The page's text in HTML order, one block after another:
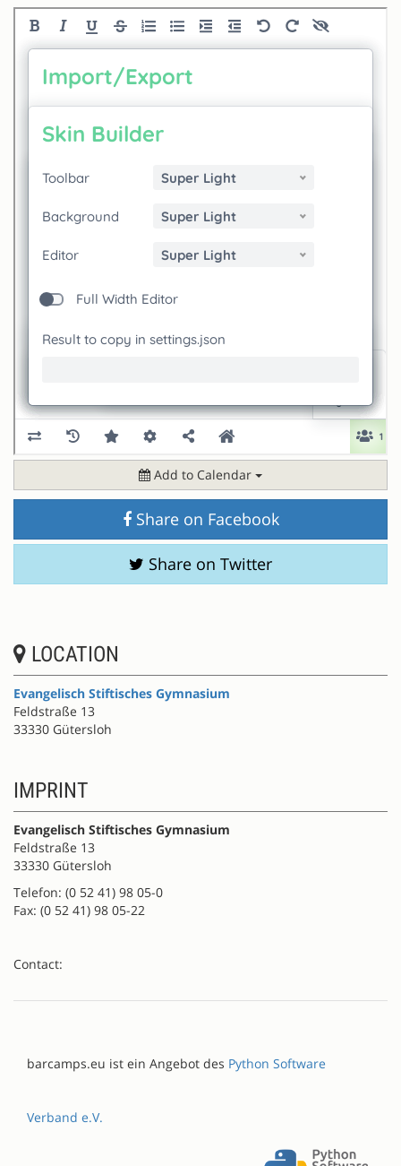
Add to Calendar
Share on Facebook
Share on Twitter
LOCATION
Evangelisch Stiftisches Gymnasium
Feldstraße 13
33330 Gütersloh
IMPRINT
Evangelisch Stiftisches Gymnasium
Feldstraße 13
33330 Gütersloh
Telefon: (0 52 41) 98 05-0
Fax: (0 52 41) 98 05-22
Contact:
barcamps.eu ist ein Angebot des Python Software
Verband e.V.